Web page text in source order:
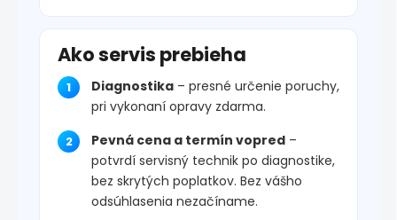
Ako servis prebieha
Diagnostika – presné určenie poruchy,
pri vykonaní opravy zdarma.
Pevná cena a termín vopred –
potvrdí servisný technik po diagnostike,
bez skrytých poplatkov. Bez vášho
odsúhlasenia nezačíname.